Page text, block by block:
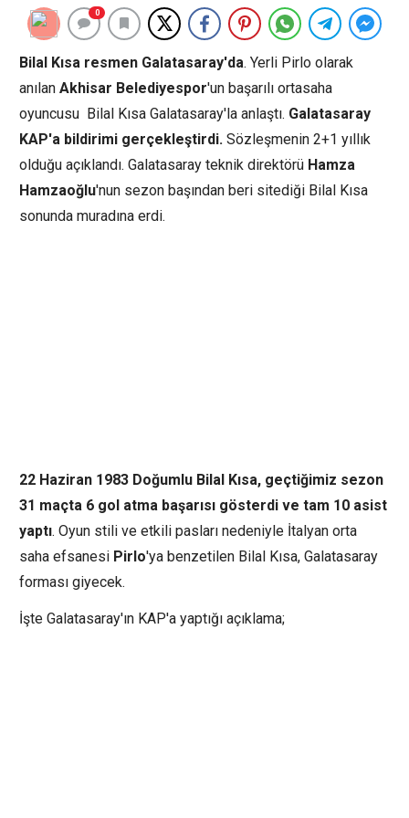
0
Bilal Kısa resmen Galatasaray'da. Yerli Pirlo olarak
anılan Akhisar Belediyespor'un başarılı ortasaha
oyuncusu Bilal Kısa Galatasaray'la anlaştı. Galatasaray
KAP'a bildirimi gerçekleştirdi. Sözleşmenin 2+1 yıllık
olduğu açıklandı. Galatasaray teknik direktörü Hamza
Hamzaoğlu'nun sezon başından beri sitediği Bilal Kısa
sonunda muradına erdi.
22 Haziran 1983 Doğumlu Bilal Kısa, geçtiğimiz sezon
31 maçta 6 gol atma başarısı gösterdi ve tam 10 asist
yaptı. Oyun stili ve etkili pasları nedeniyle İtalyan orta
saha efsanesi Pirlo'ya benzetilen Bilal Kısa, Galatasaray
forması giyecek.
İşte Galatasaray'ın KAP'a yaptığı açıklama;